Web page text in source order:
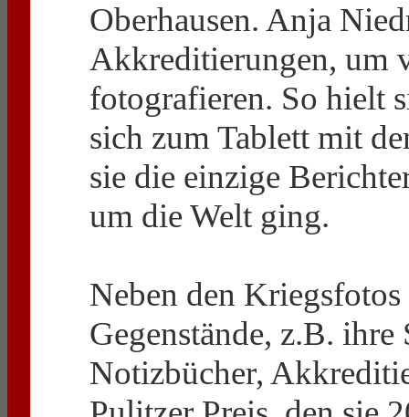
Oberhausen. Anja
Akkreditierungen, um
fotografieren. So hielt
sich zum Tablett mit
sie die einzige
um die Welt ging.
Neben den
Gegenstände, z.B.
Notizbücher,